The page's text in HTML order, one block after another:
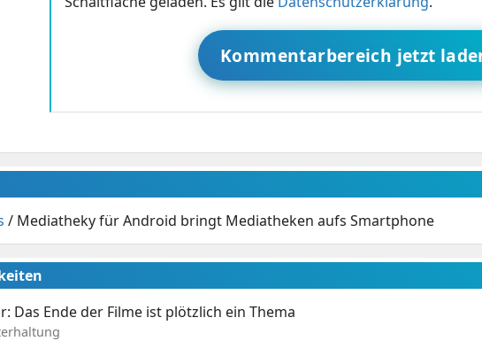
Kommentarbereich jetzt
/ Mediatheky für Android bringt Mediatheken aufs Smartphone
Das Ende der Filme ist plötzlich ein Thema